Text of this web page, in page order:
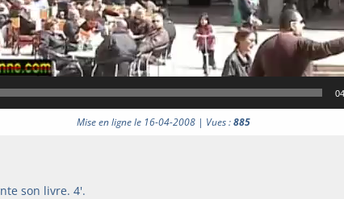
Mise en ligne le 16-04-2008 | Vues :885
son livre. 4'.